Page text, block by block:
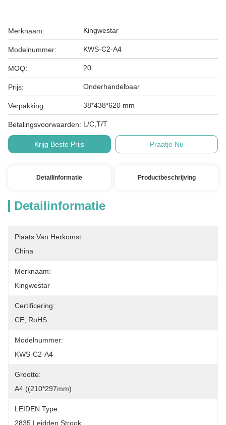
Merknaam: Kingwestar
Modelnummer: KWS-C2-A4
MOQ: 20
Prijs: Onderhandelbaar
Verpakking: 38*438*620 mm
Betalingsvoorwaarden: L/C,T/T
Krijg Beste Prijs Praatje Nu
Detailinformatie Productbeschrijving
Detailinformatie
Plaats Van Herkomst:
China
Merknaam:
Kingwestar
Certificering:
CE, RoHS
Modelnummer:
KWS-C2-A4
Grootte:
A4 ((210*297mm)
LEIDEN Type:
2835 Leidden Strook